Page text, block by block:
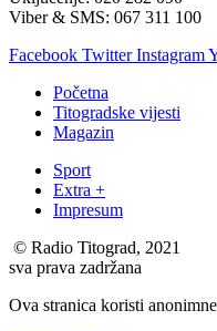
Viber & SMS: 067 311 100
Facebook Twitter Instagram
Početna
Titogradske vijesti
Magazin
Sport
Extra +
Impresum
© Radio Titograd, 2021
sva prava zadržana
Ova stranica koristi